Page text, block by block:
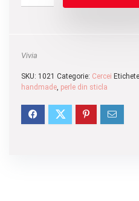
Vivia
SKU: 1021 Categorie: Cercei Etichete
handmade, perle din sticla